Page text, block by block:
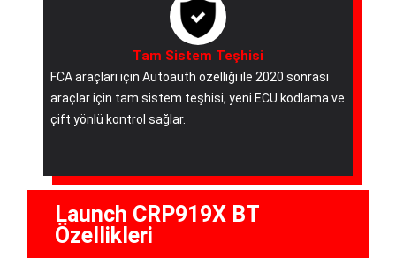
Tam Sistem Teşhisi
FCA araçları için Autoauth özelliği ile 2020 sonrası
araçlar için tam sistem teşhisi, yeni ECU kodlama ve
çift yönlü kontrol sağlar.
Launch CRP919X BT
Özellikleri